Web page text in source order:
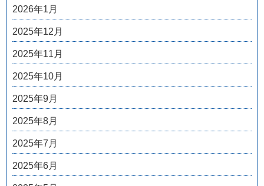
2026年1月
2025年12月
2025年11月
2025年10月
2025年9月
2025年8月
2025年7月
2025年6月